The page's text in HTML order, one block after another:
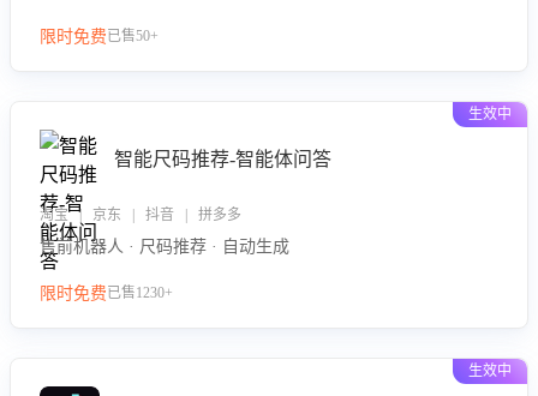
即开通”，快速获取影音影像类目剧本，一键开启客服培训。
限时免费已售50+
生效中
智能尺码推荐-智能体问答
淘宝 | 京东 | 抖音 | 拼多多
售前机器人 · 尺码推荐 · 自动生成
限时免费已售1230+
生效中